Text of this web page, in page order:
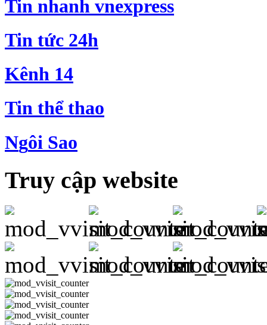
Tin nhanh vnexpress
Tin tức 24h
Kênh 14
Tin thể thao
Ngôi Sao
Truy cập website